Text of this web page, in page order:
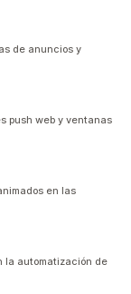
de anuncios y
push web y ventanas
en las
la automatización de